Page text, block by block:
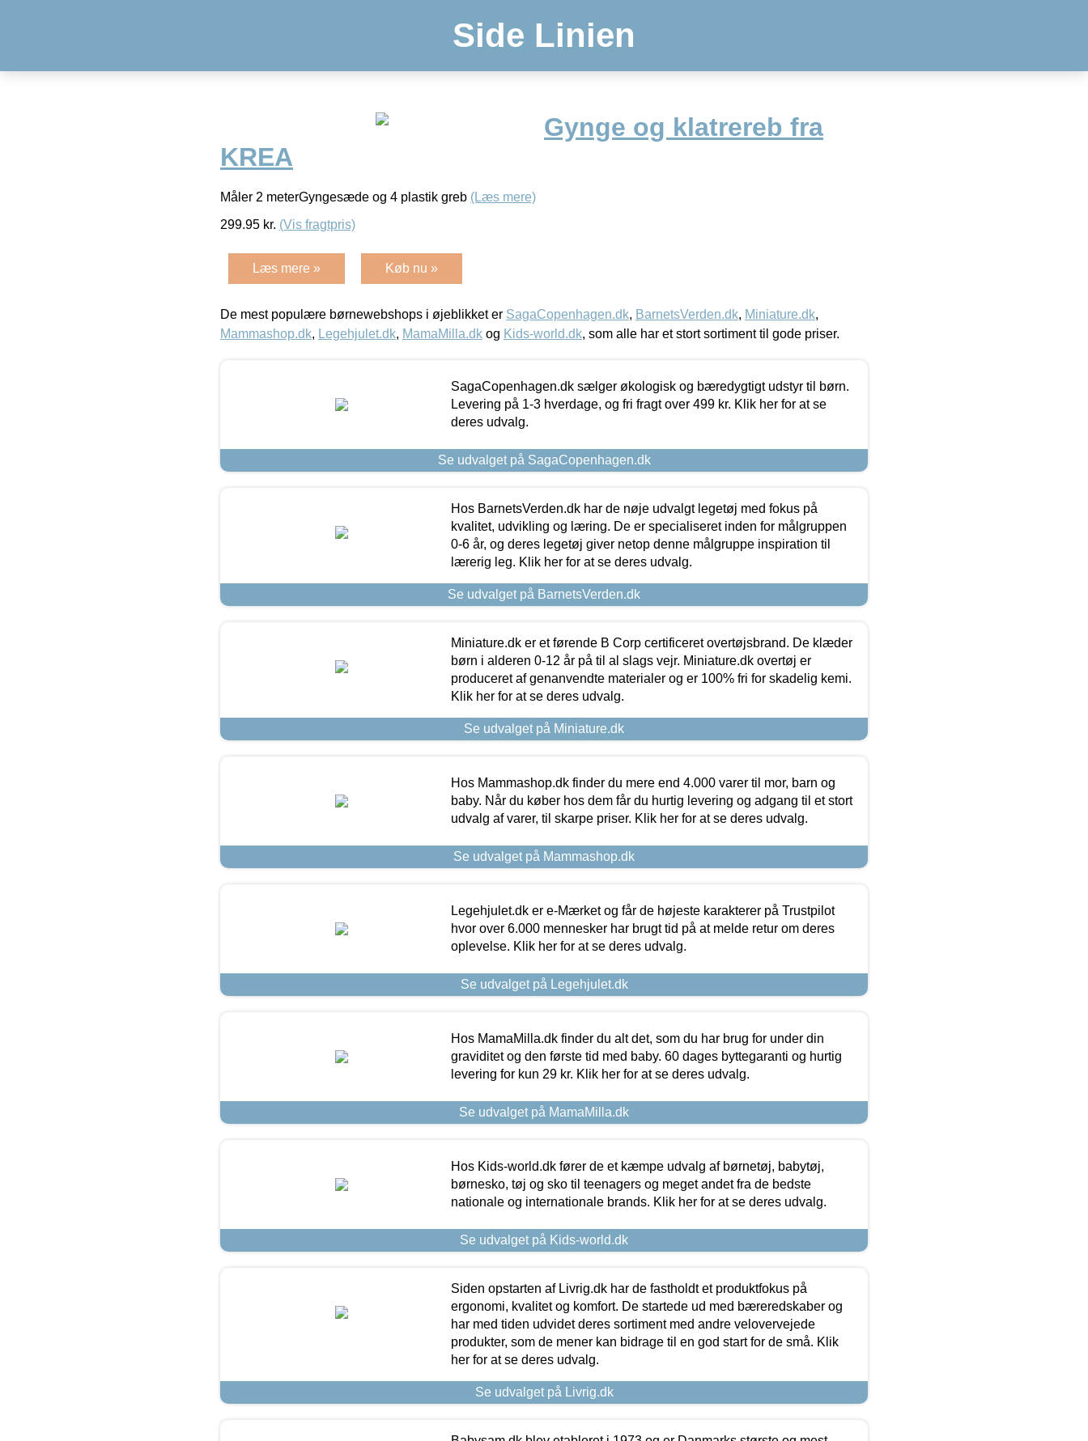
Side Linien
Gynge og klatrereb fra
KREA
Måler 2 meterGyngesæde og 4 plastik greb (Læs mere)
299.95 kr. (Vis fragtpris)
Læs mere » Køb nu »
De mest populære børnewebshops i øjeblikket er SagaCopenhagen.dk, BarnetsVerden.dk, Miniature.dk,
Mammashop.dk, Legehjulet.dk, MamaMilla.dk og Kids-world.dk, som alle har et stort sortiment til gode priser.
SagaCopenhagen.dk sælger økologisk og bæredygtigt udstyr til børn.
Levering på 1-3 hverdage, og fri fragt over 499 kr. Klik her for at se
deres udvalg.
Se udvalget på SagaCopenhagen.dk
Hos BarnetsVerden.dk har de nøje udvalgt legetøj med fokus på
kvalitet, udvikling og læring. De er specialiseret inden for målgruppen
0-6 år, og deres legetøj giver netop denne målgruppe inspiration til
lærerig leg. Klik her for at se deres udvalg.
Se udvalget på BarnetsVerden.dk
Miniature.dk er et førende B Corp certificeret overtøjsbrand. De klæder
børn i alderen 0-12 år på til al slags vejr. Miniature.dk overtøj er
produceret af genanvendte materialer og er 100% fri for skadelig kemi.
Klik her for at se deres udvalg.
Se udvalget på Miniature.dk
Hos Mammashop.dk finder du mere end 4.000 varer til mor, barn og
baby. Når du køber hos dem får du hurtig levering og adgang til et stort
udvalg af varer, til skarpe priser. Klik her for at se deres udvalg.
Se udvalget på Mammashop.dk
Legehjulet.dk er e-Mærket og får de højeste karakterer på Trustpilot
hvor over 6.000 mennesker har brugt tid på at melde retur om deres
oplevelse. Klik her for at se deres udvalg.
Se udvalget på Legehjulet.dk
Hos MamaMilla.dk finder du alt det, som du har brug for under din
graviditet og den første tid med baby. 60 dages byttegaranti og hurtig
levering for kun 29 kr. Klik her for at se deres udvalg.
Se udvalget på MamaMilla.dk
Hos Kids-world.dk fører de et kæmpe udvalg af børnetøj, babytøj,
børnesko, tøj og sko til teenagers og meget andet fra de bedste
nationale og internationale brands. Klik her for at se deres udvalg.
Se udvalget på Kids-world.dk
Siden opstarten af Livrig.dk har de fastholdt et produktfokus på
ergonomi, kvalitet og komfort. De startede ud med bæreredskaber og
har med tiden udvidet deres sortiment med andre velovervejede
produkter, som de mener kan bidrage til en god start for de små. Klik
her for at se deres udvalg.
Se udvalget på Livrig.dk